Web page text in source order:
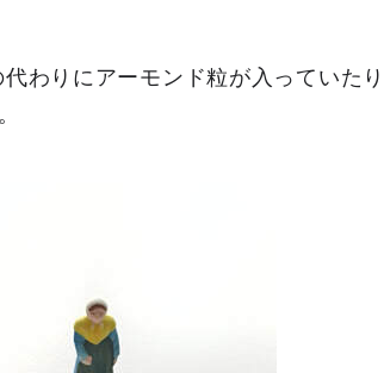
わりにアーモンド粒が入っていた